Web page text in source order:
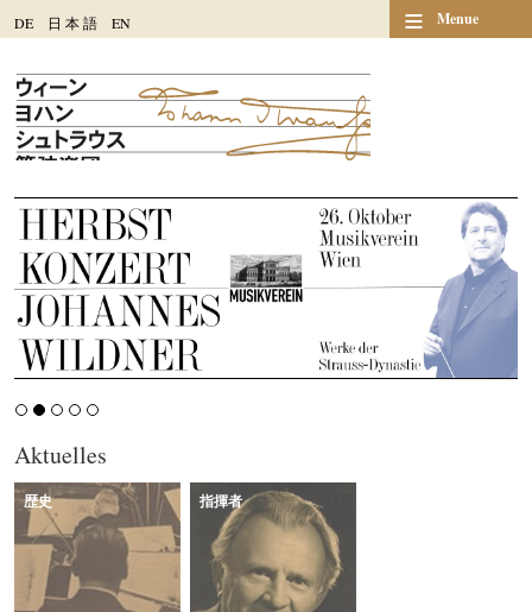
DE 日 本語 EN ≡ Menue
Aktuelles
歴史 指揮者